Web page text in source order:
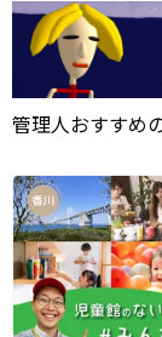
管理人おすすめ